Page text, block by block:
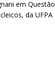
em Questão
da UFPA